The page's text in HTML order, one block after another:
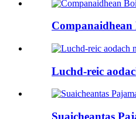
Luchd-reic
Suaicheantas